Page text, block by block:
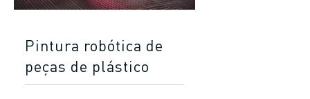
Pintura robótica de
peças de plástico